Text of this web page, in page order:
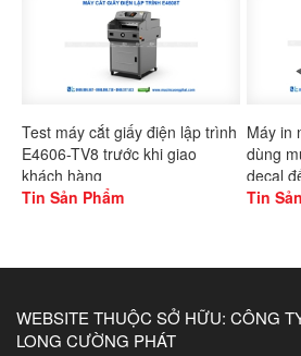
Test máy cắt giấy điện lập trình
E4606-TV8 trước khi giao
khách hàng
Tin Sản Phẩm
Máy in
dùng
decal
Tin
WEBSITE THUỘC SỞ HỮU: CÔNG
LONG CƯỜNG PHÁT